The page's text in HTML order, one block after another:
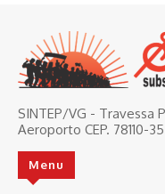
SINTEP/VG - Travessa
Aeroporto CEP. 78110-
Menu